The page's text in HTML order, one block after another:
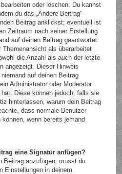
oder löschen. Du kannst
du das „Ändere Beitrag“-
Beitrag anklickst; eventuell ist
Zeitraum nach seiner Erstellung
auf deinen Beitrag geantwortet
Themenansicht als überarbeitet
die Anzahl als auch der letzte
angezeigt. Dieser Hinweis
auf deinen Beitrag
Administrator oder Moderator
Diese können jedoch, falls sie
hinterlassen, warum dein Beitrag
dass normale Benutzer
wenn bereits jemand
eine Signatur anfügen?
Beitrag anzufügen, musst du
Einstellungen in deinem